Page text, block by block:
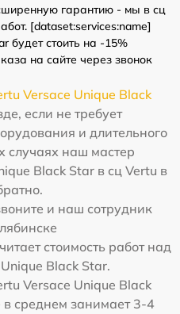
гарантию - мы в сц
[dataset:services:name]
будет стоить на -15%
на сайте через звонок
Versace Unique Black
если не требует
и длительного
случаях наш мастер
Black Star в сц Vertu в
и наш сотрудник
стоимость работ над
Black Star.
Versace Unique Black
в среднем занимает 3-4